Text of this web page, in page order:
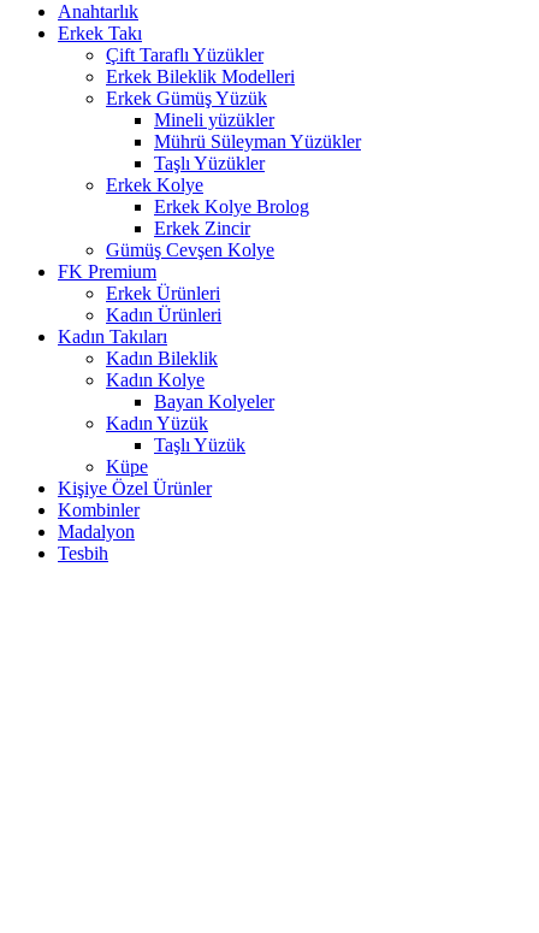
Anahtarlık
Erkek Takı
Çift Taraflı Yüzükler
Erkek Bileklik Modelleri
Erkek Gümüş Yüzük
Mineli yüzükler
Mührü Süleyman Yüzükler
Taşlı Yüzükler
Erkek Kolye
Erkek Kolye Brolog
Erkek Zincir
Gümüş Cevşen Kolye
FK Premium
Erkek Ürünleri
Kadın Ürünleri
Kadın Takıları
Kadın Bileklik
Kadın Kolye
Bayan Kolyeler
Kadın Yüzük
Taşlı Yüzük
Küpe
Kişiye Özel Ürünler
Kombinler
Madalyon
Tesbih